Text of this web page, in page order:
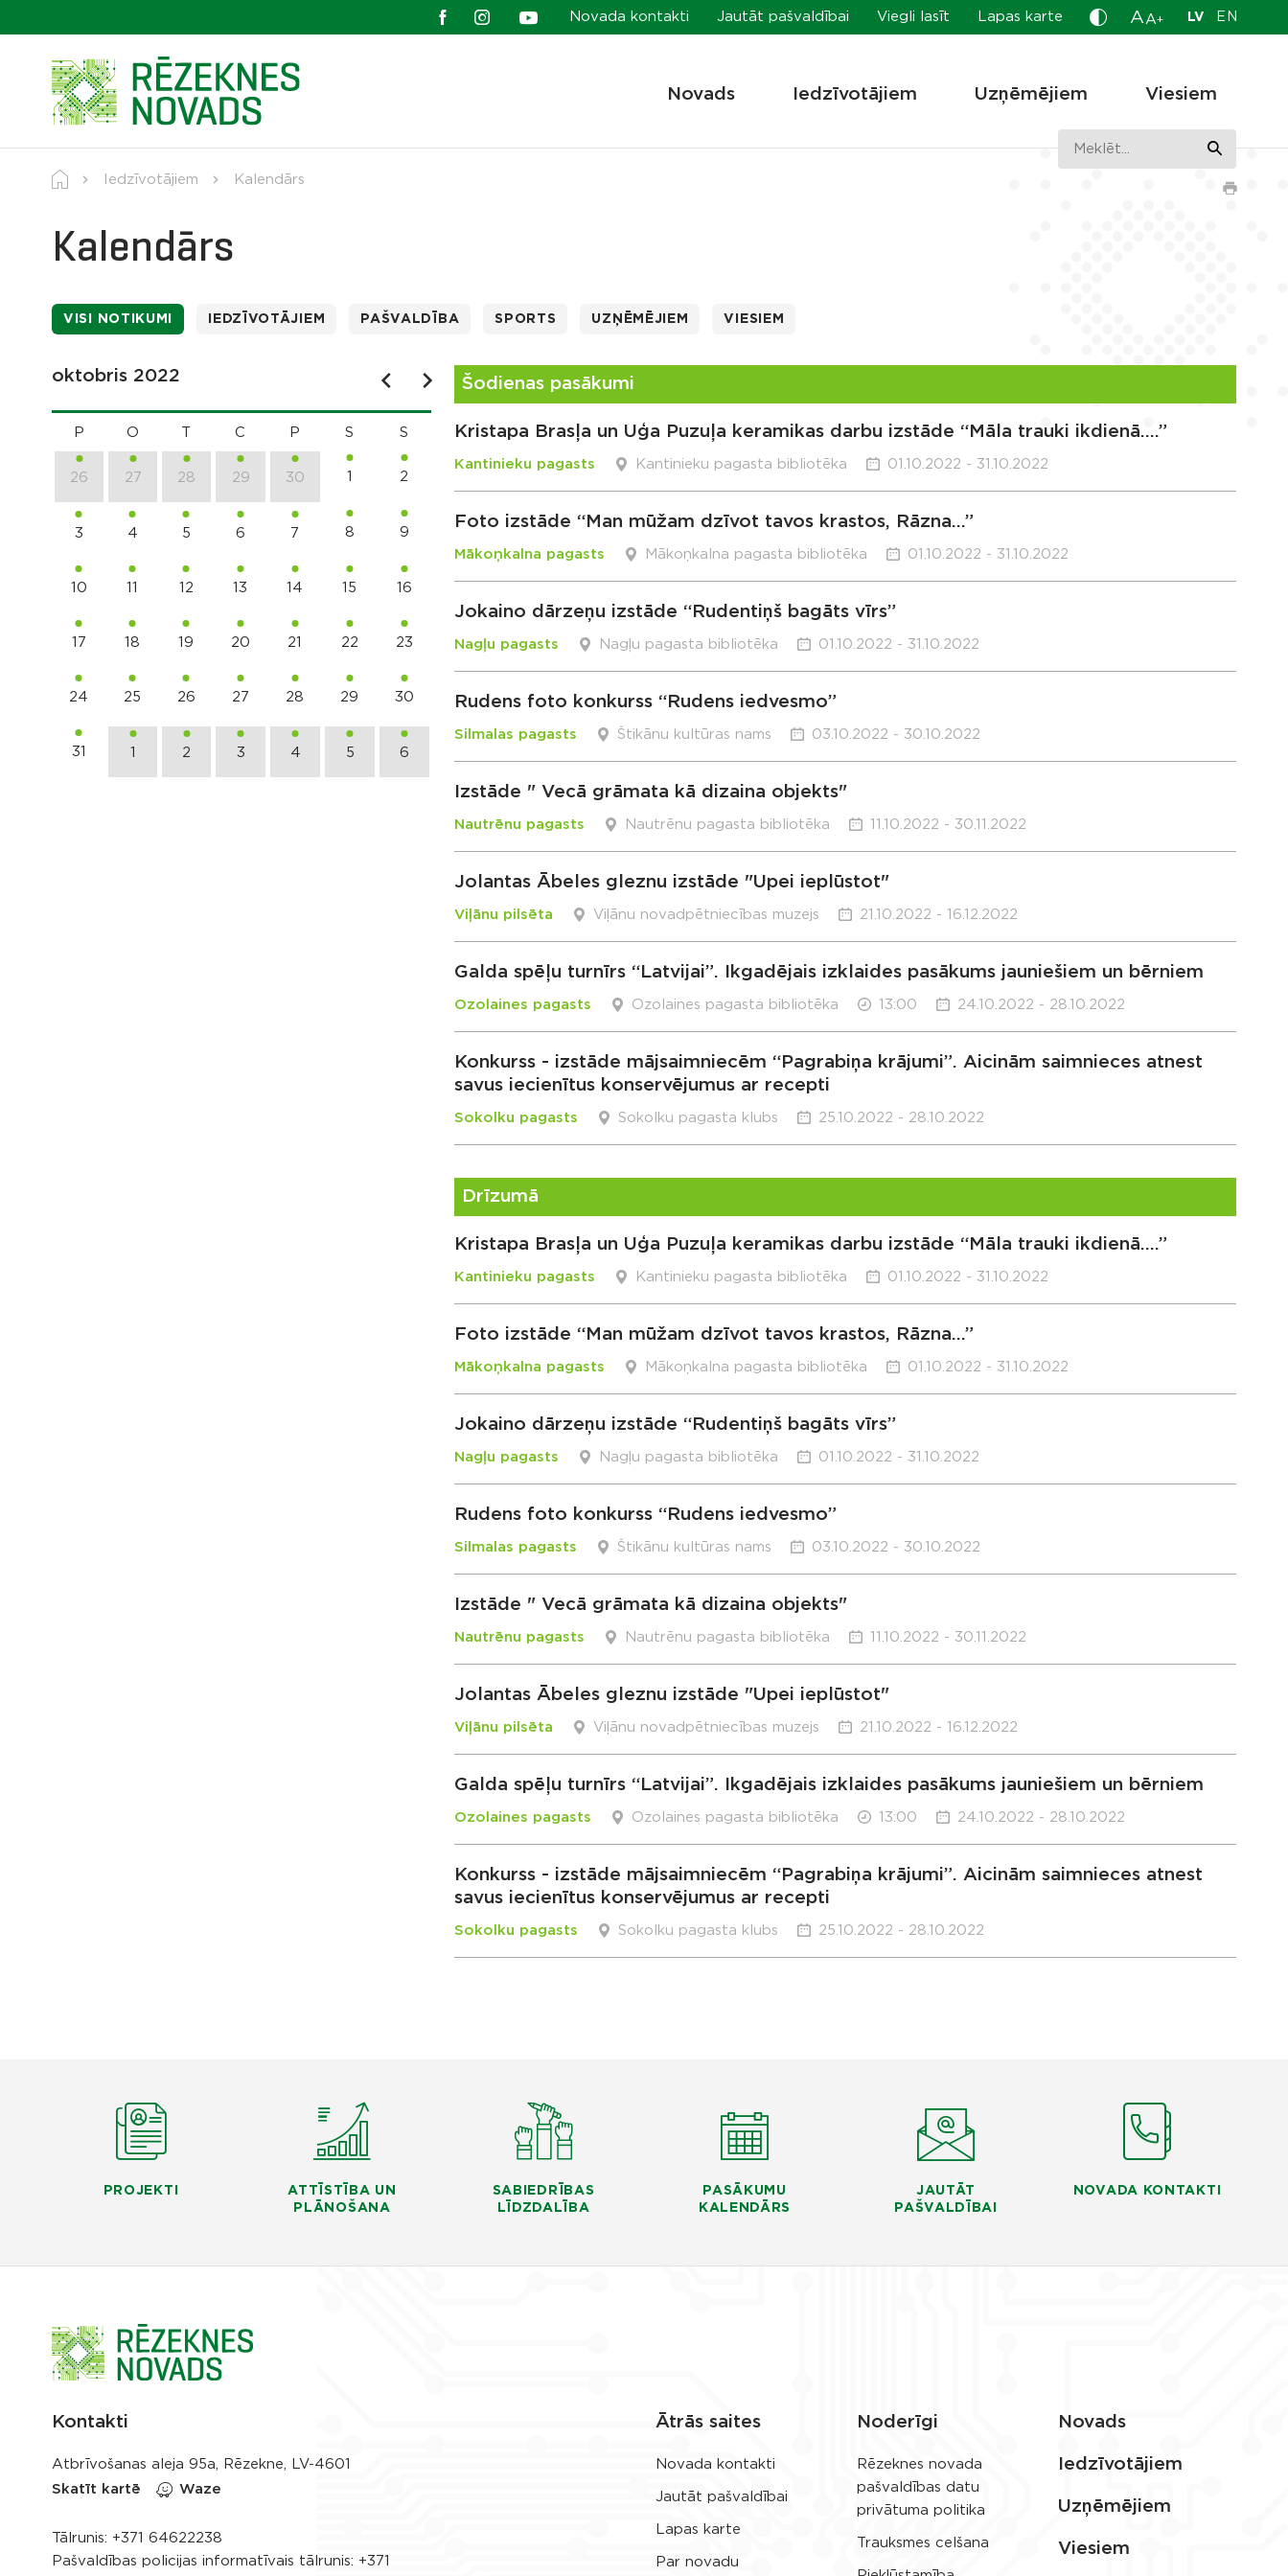
Novada kontakti Jautāt pašvaldībai Viegli lasīt Lapas karte A A+ LV EN
Novads Iedzīvotājiem Uzņēmējiem Viesiem
Iedzīvotājiem Kalendārs
Kalendārs
VISI NOTIKUMI IEDZĪVOTĀJIEM PAŠVALDĪBA SPORTS UZŅĒMĒJIEM VIESIEM
oktobris 2022
P O C P S S
26 27 28 29 30 1 2
3 4 5 6 7 8 9
10 11 12 13 14 15 16
17 18 19 20 21 22 23
24 25 26 27 28 29 30
31 1 2 3 4 5 6
Šodienas pasākumi
Kristapa Brasļa un Uģa Puzuļa keramikas darbu izstāde “Māla trauki ikdienā….”
Kantinieku pagasts Kantinieku pagasta bibliotēka 01.10.2022 - 31.10.2022
Foto izstāde “Man mūžam dzīvot tavos krastos, Rāzna…”
Mākoņkalna pagasts Mākoņkalna pagasta bibliotēka 01.10.2022 - 31.10.2022
Jokaino dārzeņu izstāde “Rudentiņš bagāts vīrs”
Nagļu pagasts Nagļu pagasta bibliotēka 01.10.2022 - 31.10.2022
Rudens foto konkurss “Rudens iedvesmo”
Silmalas pagasts Štikānu kultūras nams 03.10.2022 - 30.10.2022
Izstāde " Vecā grāmata kā dizaina objekts"
Nautrēnu pagasts Nautrēnu pagasta bibliotēka 11.10.2022 - 30.11.2022
Jolantas Ābeles gleznu izstāde "Upei ieplūstot"
Viļānu pilsēta Viļānu novadpētniecības muzejs 21.10.2022 - 16.12.2022
Galda spēļu turnīrs “Latvijai”. Ikgadējais izklaides pasākums jauniešiem un bērniem
Ozolaines pagasts Ozolaines pagasta bibliotēka 13:00 24.10.2022 - 28.10.2022
Konkurss - izstāde mājsaimniecēm “Pagrabiņa krājumi”. Aicinām saimnieces atnest
savus iecienītus konservējumus ar recepti
Sokolku pagasts Sokolku pagasta klubs 25.10.2022 - 28.10.2022
Drīzumā
Kristapa Brasļa un Uģa Puzuļa keramikas darbu izstāde “Māla trauki ikdienā….”
Kantinieku pagasts Kantinieku pagasta bibliotēka 01.10.2022 - 31.10.2022
Foto izstāde “Man mūžam dzīvot tavos krastos, Rāzna…”
Mākoņkalna pagasts Mākoņkalna pagasta bibliotēka 01.10.2022 - 31.10.2022
Jokaino dārzeņu izstāde “Rudentiņš bagāts vīrs”
Nagļu pagasts Nagļu pagasta bibliotēka 01.10.2022 - 31.10.2022
Rudens foto konkurss “Rudens iedvesmo”
Silmalas pagasts Štikānu kultūras nams 03.10.2022 - 30.10.2022
Izstāde " Vecā grāmata kā dizaina objekts"
Nautrēnu pagasts Nautrēnu pagasta bibliotēka 11.10.2022 - 30.11.2022
Jolantas Ābeles gleznu izstāde "Upei ieplūstot"
Viļānu pilsēta Viļānu novadpētniecības muzejs 21.10.2022 - 16.12.2022
Galda spēļu turnīrs “Latvijai”. Ikgadējais izklaides pasākums jauniešiem un bērniem
Ozolaines pagasts Ozolaines pagasta bibliotēka 13:00 24.10.2022 - 28.10.2022
Konkurss - izstāde mājsaimniecēm “Pagrabiņa krājumi”. Aicinām saimnieces atnest
savus iecienītus konservējumus ar recepti
Sokolku pagasts Sokolku pagasta klubs 25.10.2022 - 28.10.2022
PROJEKTI
ATTĪSTĪBA UN
PLĀNOŠANA
SABIEDRĪBAS
LĪDZDALĪBA
PASĀKUMU
KALENDĀRS
JAUTĀT
PAŠVALDĪBAI
NOVADA KONTAKTI
Kontakti
Atbrīvošanas aleja 95a, Rēzekne, LV-4601
Skatīt kartē
Waze
Tālrunis: +371 64622238
Pašvaldības policijas informatīvais tālrunis: +371
Ātrās saites
Novada kontakti
Jautāt pašvaldībai
Lapas karte
Par novadu
Noderīgi
Rēzeknes novada
pašvaldības datu
privātuma politika
Trauksmes celšana
Novads
Iedzīvotājiem
Uzņēmējiem
Viesiem